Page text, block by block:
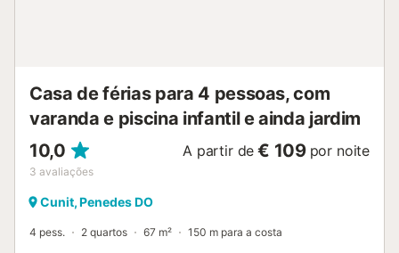
Casa de férias para 4 pessoas, com
varanda e piscina infantil e ainda jardim
10,0
3 avaliações
A partir de € 109 por noite
Cunit, Penedes DO
4 pess. 2 quartos 67 m² 150 m para a costa